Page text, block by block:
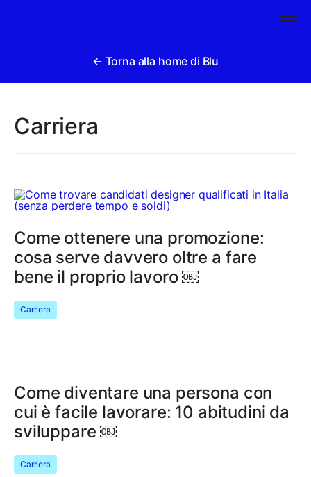
← Torna alla home di Blu
Carriera
Come ottenere una promozione:
cosa serve davvero oltre a fare
bene il proprio lavoro ￼
Carriera
Come diventare una persona con
cui è facile lavorare: 10 abitudini da
sviluppare ￼
Carriera